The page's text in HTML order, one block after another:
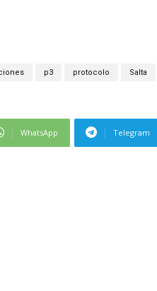
p3 protocolo Salta
WhatsApp Telegram